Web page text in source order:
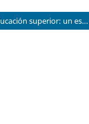
Blockchain en la gestión académica de la educación superior: un estudio de caso sobre la transformación digital de los registros académicos y las credenciales